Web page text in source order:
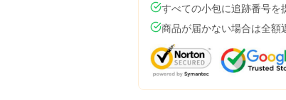
すべての小包に追跡番号を
商品が届かない場合は全額